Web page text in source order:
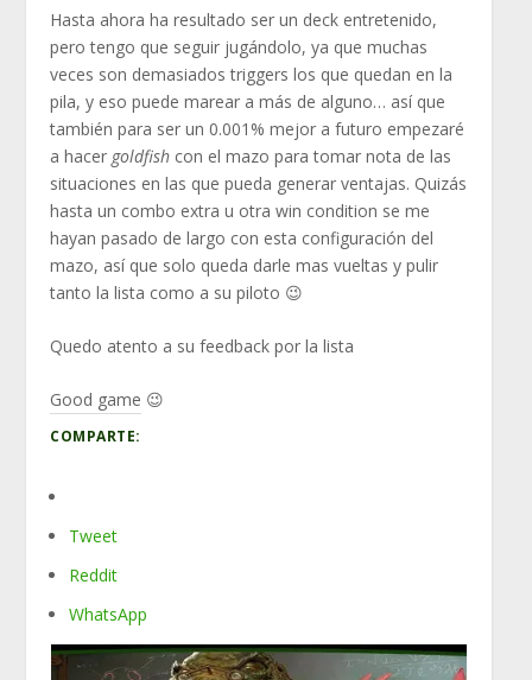
Hasta ahora ha resultado ser un deck entretenido,
pero tengo que seguir jugándolo, ya que muchas
veces son demasiados triggers los que quedan en la
pila, y eso puede marear a más de alguno… así que
también para ser un 0.001% mejor a futuro empezaré
a hacer goldfish con el mazo para tomar nota de las
situaciones en las que pueda generar ventajas. Quizás
hasta un combo extra u otra win condition se me
hayan pasado de largo con esta configuración del
mazo, así que solo queda darle mas vueltas y pulir
tanto la lista como a su piloto 😉
Quedo atento a su feedback por la lista
Good game 😉
COMPARTE:
Tweet
Reddit
WhatsApp